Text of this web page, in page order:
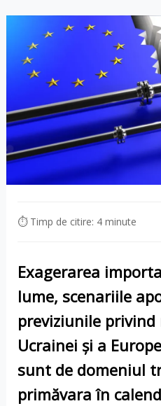
⏱ Timp de citire: 4 minute
Exagerarea
lume, scenariile
previziunile privind
Ucrainei și a
sunt de domeniul
primăvara în